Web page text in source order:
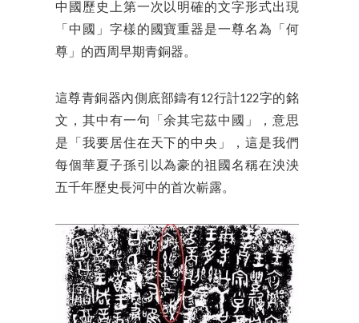
中國歷史上第一次以明確的文字形式出現
「中國」字樣的國寶重器是一尊名為「何
尊」的西周早期青銅器。
這尊青銅器內側底部鑄有12行計122字的銘
文，其中有一句「余其宅茲中國」，意思
是「我要居住在天下的中央」，這是我們
每個華夏子孫引以為豪的祖國名稱在泱泱
五千年歷史長河中的首次嶄露。